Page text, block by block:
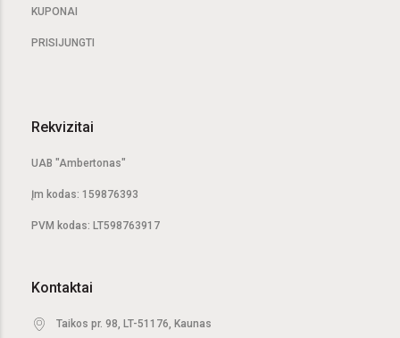
KUPONAI
PRISIJUNGTI
Rekvizitai
UAB "Ambertonas"
Įm kodas: 159876393
PVM kodas: LT598763917
Kontaktai
Taikos pr. 98, LT-51176, Kaunas